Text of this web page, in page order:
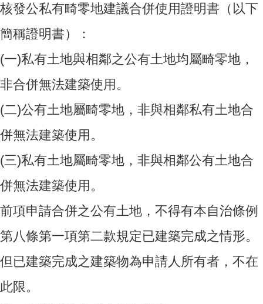
核發公私有畸零地建議合併使用證明書（以下
簡稱證明書）：
(一)私有土地與相鄰之公有土地均屬畸零地，
非合併無法建築使用。
(二)公有土地屬畸零地，非與相鄰私有土地合
併無法建築使用。
(三)私有土地屬畸零地，非與相鄰公有土地合
併無法建築使用。
前項申請合併之公有土地，不得有本自治條例
第八條第一項第二款規定已建築完成之情形。
但已建築完成之建築物為申請人所有者，不在
此限。